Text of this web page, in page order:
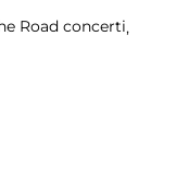
Road concerti